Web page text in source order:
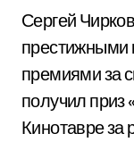
Сергей
престижными
премиями за
получил приз
Кинотавре за